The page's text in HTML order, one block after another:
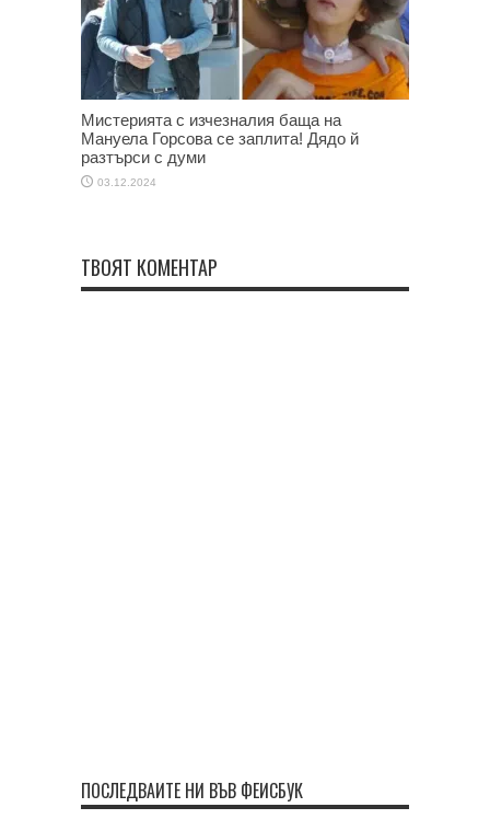
Мистерията с изчезналия баща на
Мануела Горсова се заплита! Дядо й
разтърси с думи
03.12.2024
ТВОЯТ КОМЕНТАР
ПОСЛЕДВАЙТЕ НИ ВЪВ ФЕЙСБУК